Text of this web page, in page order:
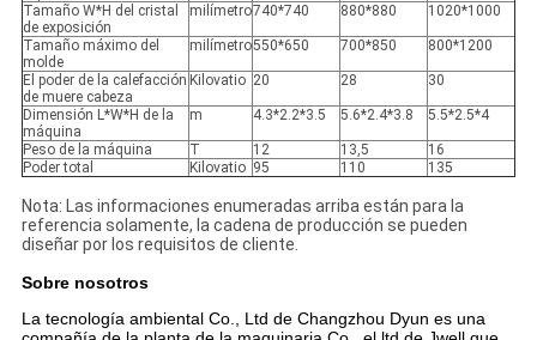
Tamaño W*H del cristal
de exposición
milímetro740*740 880*880 1020*1000
Tamaño máximo del
molde
milímetro550*650 700*850 800*1200
El poder de la calefacción
de muere cabeza
Kilovatio 20 28 30
Dimensión L*W*H de la
máquina
m 4.3*2.2*3.5 5.6*2.4*3.8 5.5*2.5*4
Peso de la máquina T 12 13,5
16
Poder total
Kilovatio 95 110 135
Nota: Las informaciones enumeradas arriba están para la
referencia solamente, la cadena de producción se pueden
diseñar por los requisitos de cliente.
Sobre nosotros
La tecnología ambiental Co., Ltd de Changzhou Dyun es una